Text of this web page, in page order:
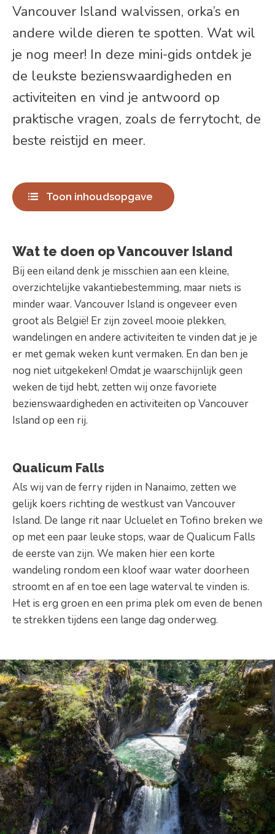
Vancouver Island walvissen, orka’s en
andere wilde dieren te spotten. Wat wil
je nog meer! In deze mini-gids ontdek je
de leukste bezienswaardigheden en
activiteiten en vind je antwoord op
praktische vragen, zoals de ferrytocht, de
beste reistijd en meer.
Toon inhoudsopgave
Wat te doen op Vancouver Island
Bij een eiland denk je misschien aan een kleine,
overzichtelijke vakantiebestemming, maar niets is
minder waar. Vancouver Island is ongeveer even
groot als België! Er zijn zoveel mooie plekken,
wandelingen en andere activiteiten te vinden dat je je
er met gemak weken kunt vermaken. En dan ben je
nog niet uitgekeken! Omdat je waarschijnlijk geen
weken de tijd hebt, zetten wij onze favoriete
bezienswaardigheden en activiteiten op Vancouver
Island op een rij.
Qualicum Falls
Als wij van de ferry rijden in Nanaimo, zetten we
gelijk koers richting de westkust van Vancouver
Island. De lange rit naar Ucluelet en Tofino breken we
op met een paar leuke stops, waar de Qualicum Falls
de eerste van zijn. We maken hier een korte
wandeling rondom een kloof waar water doorheen
stroomt en af en toe een lage waterval te vinden is.
Het is erg groen en een prima plek om even de benen
te strekken tijdens een lange dag onderweg.